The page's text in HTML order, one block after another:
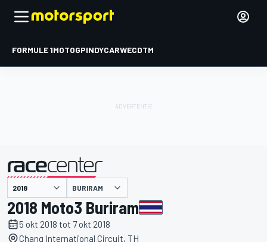
FORMULE 1MOTOGPINDYCARWECDTM
gepresenteerd door BURIRAM
2018 Moto3 Buriram
5 okt 2018 tot 7 okt 2018
Chang International Circuit, TH